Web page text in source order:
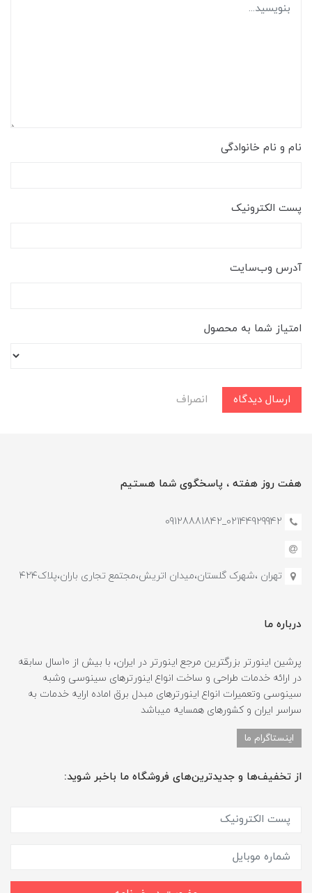
نام و نام خانوادگی
پست الکترونیک
آدرس وب‌سایت
امتیاز شما به محصول
ارسال دیدگاه انصراف
هفت روز هفته ، پاسخگوی شما هستیم
02144929942_09128881842
تهران ،شهرک گلستان،میدان اتریش،مجتمع تجاری باران،پلاک۴۲۴
درباره ما
پرشین اینورتر بزرگترین مرجع اینورتر در ایران، با بیش از 10سال سابقه
در ارائه خدمات طراحی و ساخت انواع اینورترهای سینوسی وشبه
سینوسی وتعمیرات انواع اینورترهای مبدل برق اماده ارایه خدمات به
سراسر ایران و کشورهای همسایه میباشد
اینستاگرام ما
از تخفیف‌ها و جدیدترین‌های فروشگاه ما باخبر شوید: